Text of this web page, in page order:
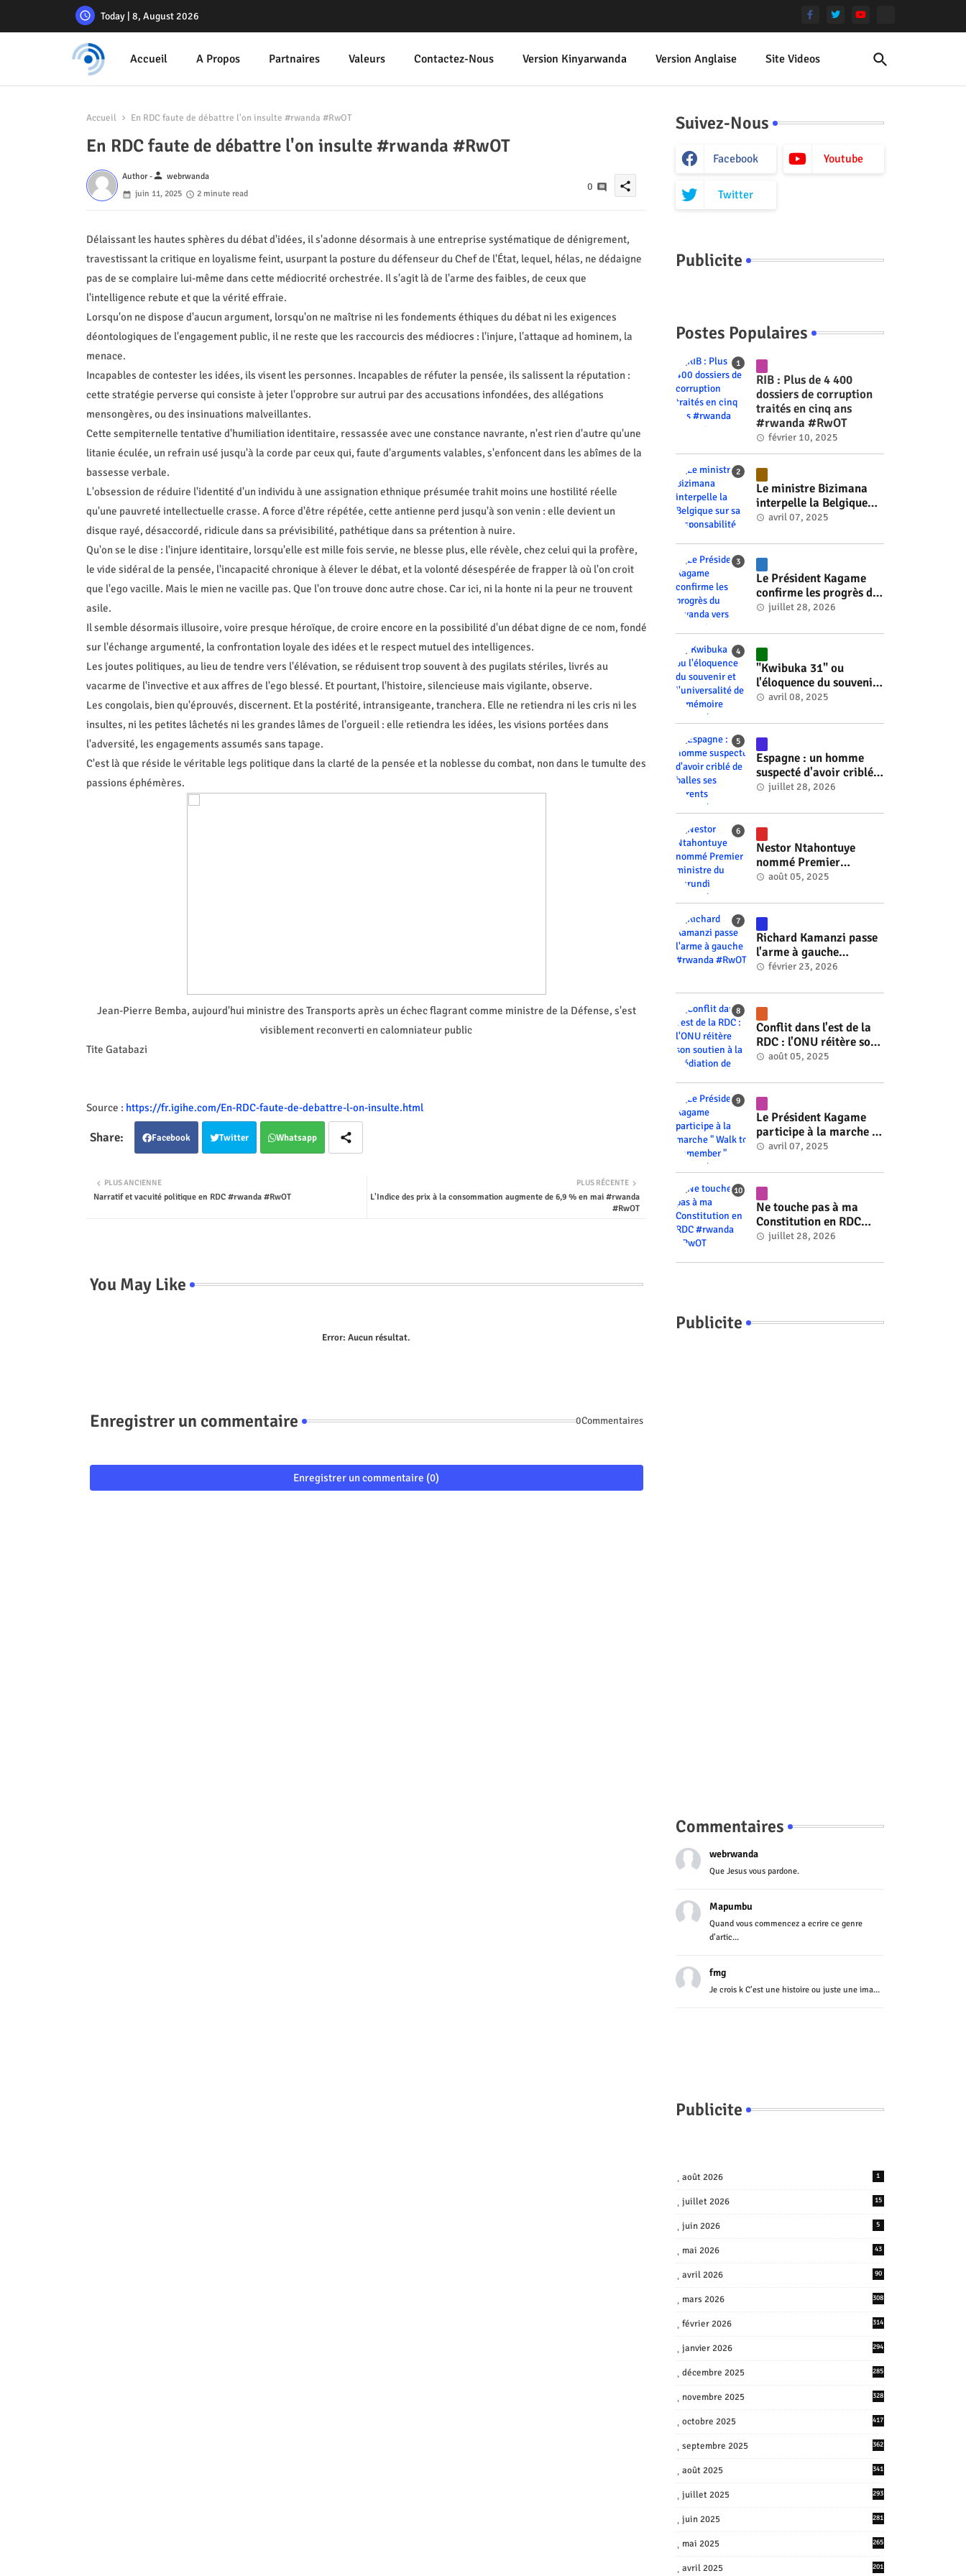
Today | 8, August 2026
Accueil A Propos Partnaires Valeurs Contactez-Nous Version Kinyarwanda Version Anglaise Site Videos
Accueil En RDC faute de débattre l'on insulte #rwanda #RwOT
En RDC faute de débattre l'on insulte #rwanda #RwOT
Author -person webrwanda
juin 11, 2025
2 minute read
0 share
Délaissant les hautes sphères du débat d'idées, il s'adonne désormais à une entreprise systématique de dénigrement,
travestissant la critique en loyalisme feint, usurpant la posture du défenseur du Chef de l'État, lequel, hélas, ne dédaigne
pas de se complaire lui-même dans cette médiocrité orchestrée. Il s'agit là de l'arme des faibles, de ceux que
l'intelligence rebute et que la vérité effraie.
Lorsqu'on ne dispose d'aucun argument, lorsqu'on ne maîtrise ni les fondements éthiques du débat ni les exigences
déontologiques de l'engagement public, il ne reste que les raccourcis des médiocres : l'injure, l'attaque ad hominem, la
menace.
Incapables de contester les idées, ils visent les personnes. Incapables de réfuter la pensée, ils salissent la réputation :
cette stratégie perverse qui consiste à jeter l'opprobre sur autrui par des accusations infondées, des allégations
mensongères, ou des insinuations malveillantes.
Cette sempiternelle tentative d'humiliation identitaire, ressassée avec une constance navrante, n'est rien d'autre qu'une
litanie éculée, un refrain usé jusqu'à la corde par ceux qui, faute d'arguments valables, s'enfoncent dans les abîmes de la
bassesse verbale.
L'obsession de réduire l'identité d'un individu à une assignation ethnique présumée trahit moins une hostilité réelle
qu'une pauvreté intellectuelle crasse. A force d'être répétée, cette antienne perd jusqu'à son venin : elle devient un
disque rayé, désaccordé, ridicule dans sa prévisibilité, pathétique dans sa prétention à nuire.
Qu'on se le dise : l'injure identitaire, lorsqu'elle est mille fois servie, ne blesse plus, elle révèle, chez celui qui la profère,
le vide sidéral de la pensée, l'incapacité chronique à élever le débat, et la volonté désespérée de frapper là où l'on croit
que l'ego vacille. Mais le mien ne vacille pas. Que l'on trouve donc autre chose. Car ici, ni la honte ni la peur ne trouvent
asile.
Il semble désormais illusoire, voire presque héroïque, de croire encore en la possibilité d'un débat digne de ce nom, fondé
sur l'échange argumenté, la confrontation loyale des idées et le respect mutuel des intelligences.
Les joutes politiques, au lieu de tendre vers l'élévation, se réduisent trop souvent à des pugilats stériles, livrés au
vacarme de l'invective et aux affres de l'ego blessé. Et pourtant, l'histoire, silencieuse mais vigilante, observe.
Les congolais, bien qu'éprouvés, discernent. Et la postérité, intransigeante, tranchera. Elle ne retiendra ni les cris ni les
insultes, ni les petites lâchetés ni les grandes lâmes de l'orgueil : elle retiendra les idées, les visions portées dans
l'adversité, les engagements assumés sans tapage.
C'est là que réside le véritable legs politique dans la clarté de la pensée et la noblesse du combat, non dans le tumulte des
passions éphémères.
Jean-Pierre Bemba, aujourd'hui ministre des Transports après un échec flagrant comme ministre de la Défense, s'est
visiblement reconverti en calomniateur public
Tite Gatabazi
Source : https://fr.igihe.com/En-RDC-faute-de-debattre-l-on-insulte.html
Facebook Twitter Whatsapp
PLUS RÉCENTE
L'Indice des prix à la consommation augmente de 6,9 % en mai #rwanda
#RwOT
PLUS ANCIENNE
Narratif et vacuité politique en RDC #rwanda #RwOT
You May Like
Error: Aucun résultat.
Enregistrer un commentaire 0Commentaires
Enregistrer un commentaire (0)
Suivez-Nous
Facebook Youtube
Twitter
Publicite
Postes Populaires
RIB : Plus de 4 400
dossiers de corruption
traités en cinq ans
#rwanda #RwOT
février 10, 2025
Le ministre Bizimana
interpelle la Belgique
sur sa responsabilité
génocide #rwanda
#RwOT
avril 07, 2025
Le Président Kagame
confirme les progrès du
Rwanda vers l'énergie
2030 #rwanda #RwOT
juillet 28, 2026
"Kwibuka 31" ou
l'éloquence du souvenir
et l'universalité de la
#RwOT
avril 08, 2025
Espagne : un homme
suspecté d'avoir criblé
de balles ses parents
juillet 28, 2026
Nestor Ntahontuye
nommé Premier
ministre du Burundi
août 05, 2025
Richard Kamanzi passe
l'arme à gauche
#rwanda #RwOT
février 23, 2026
Conflit dans l'est de la
RDC : l'ONU réitère son
soutien à la médiation
#rwanda #RwOT
août 05, 2025
Le Président Kagame
participe à la marche "
Walk to Remember "
avril 07, 2025
Ne touche pas à ma
Constitution en RDC
#rwanda #RwOT
juillet 28, 2026
Publicite
Commentaires
webrwanda
Que Jesus vous pardone.
Mapumbu
Quand vous commencez a ecrire ce genre
d'artic...
fmg
Je crois k C'est une histoire ou juste une ima...
Publicite
août 2026 1
juillet 2026 15
juin 2026 5
mai 2026 43
avril 2026 90
mars 2026 308
février 2026 314
janvier 2026 294
décembre 2025 285
novembre 2025 328
octobre 2025 417
septembre 2025 362
août 2025 341
juillet 2025 293
juin 2025 281
mai 2025 265
avril 2025 201